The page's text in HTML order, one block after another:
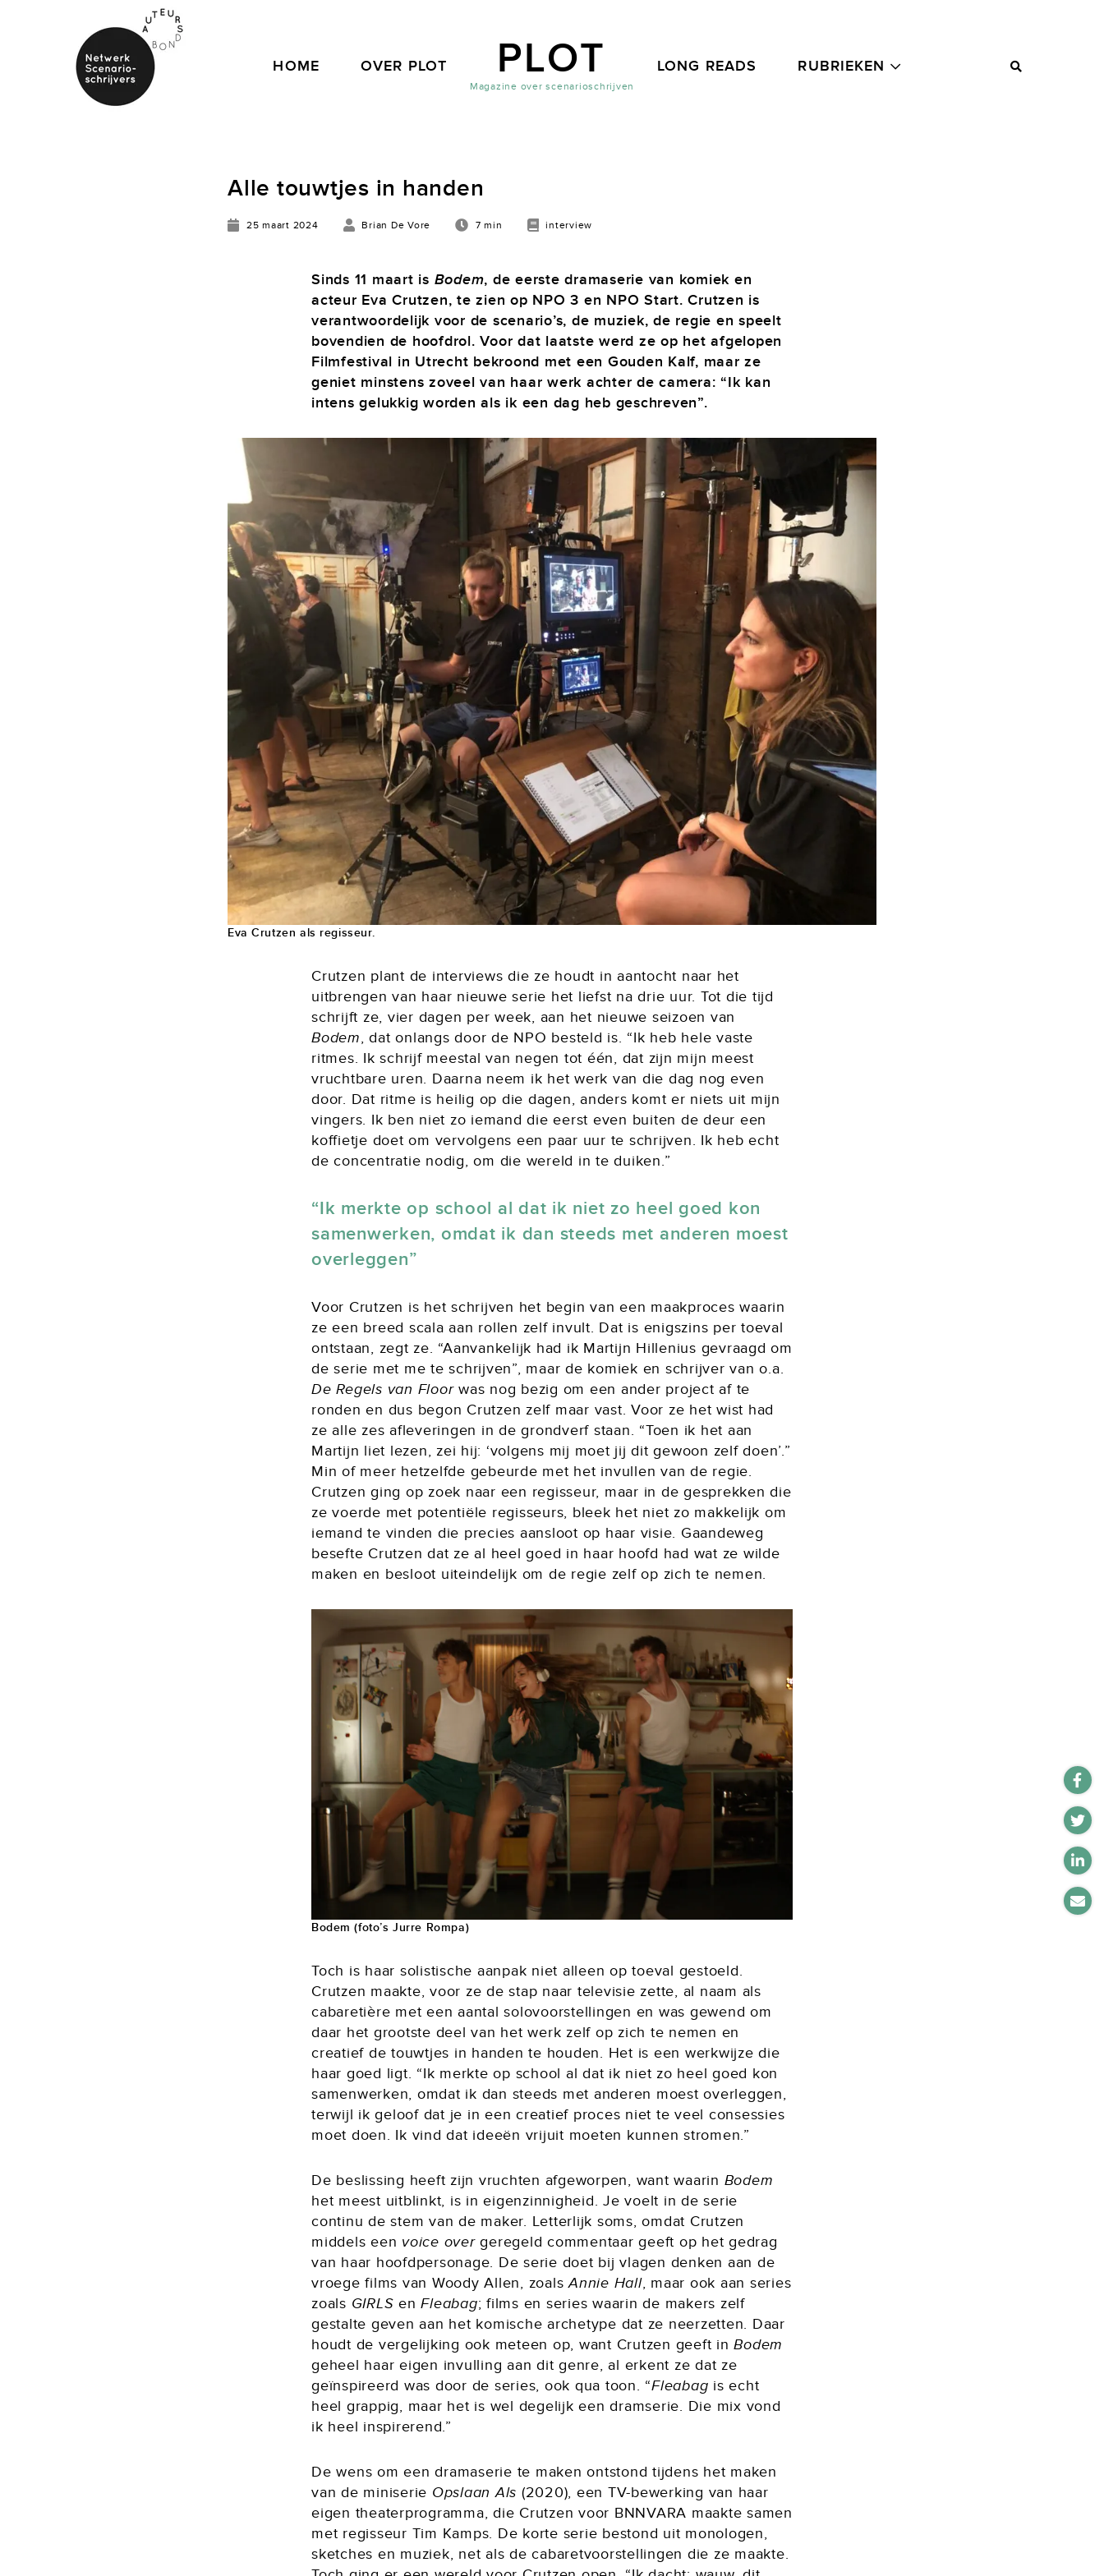
PLOT
Magazine over scenarioschrijven
HOME OVER PLOT LONG READS RUBRIEKEN
Alle touwtjes in handen
25 maart 2024 Brian De Vore 7 min interview
Sinds 11 maart is Bodem, de eerste dramaserie van komiek en
acteur Eva Crutzen, te zien op NPO 3 en NPO Start. Crutzen is
verantwoordelijk voor de scenario’s, de muziek, de regie en speelt
bovendien de hoofdrol. Voor dat laatste werd ze op het afgelopen
Filmfestival in Utrecht bekroond met een Gouden Kalf, maar ze
geniet minstens zoveel van haar werk achter de camera: “Ik kan
intens gelukkig worden als ik een dag heb geschreven”.
Eva Crutzen als regisseur.
Crutzen plant de interviews die ze houdt in aantocht naar het
uitbrengen van haar nieuwe serie het liefst na drie uur. Tot die tijd
schrijft ze, vier dagen per week, aan het nieuwe seizoen van
Bodem, dat onlangs door de NPO besteld is. “Ik heb hele vaste
ritmes. Ik schrijf meestal van negen tot één, dat zijn mijn meest
vruchtbare uren. Daarna neem ik het werk van die dag nog even
door. Dat ritme is heilig op die dagen, anders komt er niets uit mijn
vingers. Ik ben niet zo iemand die eerst even buiten de deur een
koffietje doet om vervolgens een paar uur te schrijven. Ik heb echt
de concentratie nodig, om die wereld in te duiken.”
Ik merkte op school al dat ik niet zo heel goed kon
samenwerken, omdat ik dan steeds met anderen moest
overleggen
Voor Crutzen is het schrijven het begin van een maakproces waarin
ze een breed scala aan rollen zelf invult. Dat is enigszins per toeval
ontstaan, zegt ze. “Aanvankelijk had ik Martijn Hillenius gevraagd om
de serie met me te schrijven”, maar de komiek en schrijver van o.a.
De Regels van Floorwas nog bezig om een ander project af te
ronden en dus begon Crutzen zelf maar vast. Voor ze het wist had
ze alle zes afleveringen in de grondverf staan. “Toen ik het aan
Martijn liet lezen, zei hij: ‘volgens mij moet jij dit gewoon zelf doen’.”
Min of meer hetzelfde gebeurde met het invullen van de regie.
Crutzen ging op zoek naar een regisseur, maar in de gesprekken die
ze voerde met potentiële regisseurs, bleek het niet zo makkelijk om
iemand te vinden die precies aansloot op haar visie. Gaandeweg
besefte Crutzen dat ze al heel goed in haar hoofd had wat ze wilde
maken en besloot uiteindelijk om de regie zelf op zich te nemen.
Bodem (foto’s Jurre Rompa)
Toch is haar solistische aanpak niet alleen op toeval gestoeld.
Crutzen maakte, voor ze de stap naar televisie zette, al naam als
cabaretière met een aantal solovoorstellingen en was gewend om
daar het grootste deel van het werk zelf op zich te nemen en
creatief de touwtjes in handen te houden. Het is een werkwijze die
haar goed ligt. “Ik merkte op school al dat ik niet zo heel goed kon
samenwerken, omdat ik dan steeds met anderen moest overleggen,
terwijl ik geloof dat je in een creatief proces niet te veel consessies
moet doen. Ik vind dat ideeën vrijuit moeten kunnen stromen.”
De beslissing heeft zijn vruchten afgeworpen, want waarin Bodem
het meest uitblinkt, is in eigenzinnigheid. Je voelt in de serie
continu de stem van de maker. Letterlijk soms, omdat Crutzen
middels een voice overgeregeld commentaar geeft op het gedrag
van haar hoofdpersonage. De serie doet bij vlagen denken aan de
vroege films van Woody Allen, zoalsAnnie Hall, maar ook aan series
zoals GIRLS enFleabag; films en series waarin de makers zelf
gestalte geven aan het komische archetype dat ze neerzetten. Daar
houdt de vergelijking ook meteen op, want Crutzen geeft inBodem
geheel haar eigen invulling aan dit genre, al erkent ze dat ze
geïnspireerd was door de series, ook qua toon. “Fleabag is echt
heel grappig, maar het is wel degelijk een dramserie. Die mix vond
ik heel inspirerend.”
De wens om een dramaserie te maken ontstond tijdens het maken
van de miniserie Opslaan Als (2020), een TV-bewerking van haar
eigen theaterprogramma, die Crutzen voor BNNVARA maakte samen
met regisseur Tim Kamps. De korte serie bestond uit monologen,
sketches en muziek, net als de cabaretvoorstellingen die ze maakte.